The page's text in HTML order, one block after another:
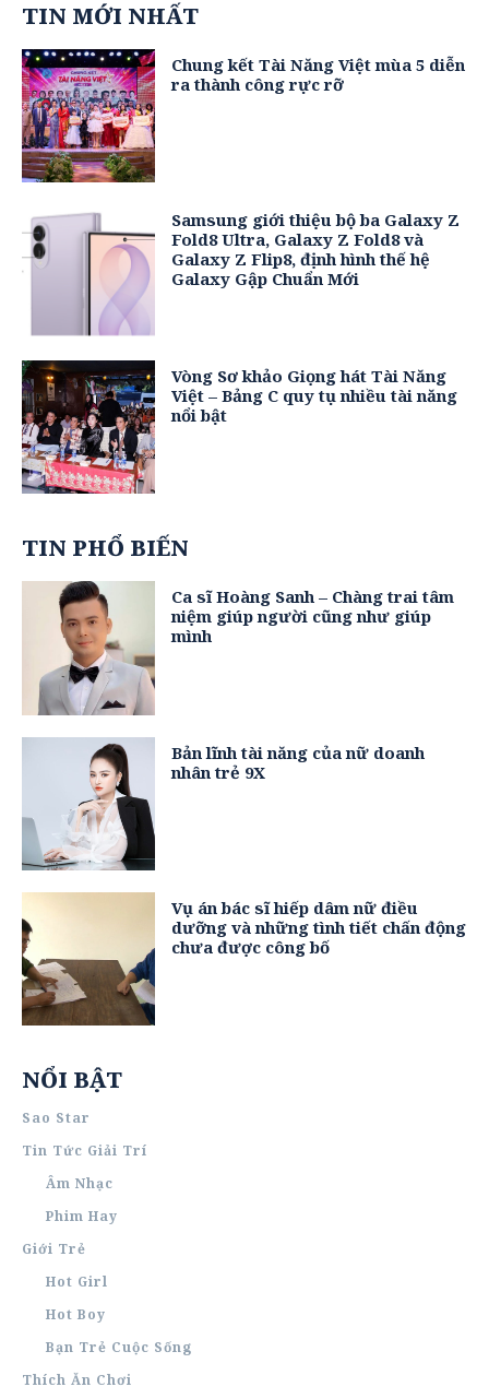
TIN MỚI NHẤT
Chung kết Tài Năng Việt mùa 5 diễn
ra thành công rực rỡ
Samsung giới thiệu bộ ba Galaxy Z
Fold8 Ultra, Galaxy Z Fold8 và
Galaxy Z Flip8, định hình thế hệ
Galaxy Gập Chuẩn Mới
Vòng Sơ khảo Giọng hát Tài Năng
Việt – Bảng C quy tụ nhiều tài năng
nổi bật
TIN PHỔ BIẾN
Ca sĩ Hoàng Sanh – Chàng trai tâm
niệm giúp người cũng như giúp
mình
Bản lĩnh tài năng của nữ doanh
nhân trẻ 9X
Vụ án bác sĩ hiếp dâm nữ điều
dưỡng và những tình tiết chấn động
chưa được công bố
NỔI BẬT
Sao Star
Tin Tức Giải Trí
Âm Nhạc
Phim Hay
Giới Trẻ
Hot Girl
Hot Boy
Bạn Trẻ Cuộc Sống
Thích Ăn Chơi